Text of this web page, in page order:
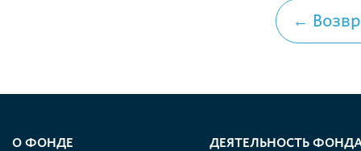
←
О ФОНДЕ ДЕЯТЕЛЬНОСТЬ